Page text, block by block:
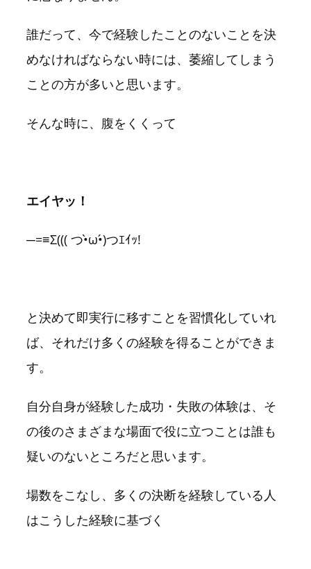
誰だって、今で経験したことのないことを決
めなければならない時には、萎縮してしまう
ことの方が多いと思います。
そんな時に、腹をくくって
エイヤッ！
─=≡Σ((( つ•̀ω•́)つｴｲｯ!
と決めて即実行に移すことを習慣化していれ
ば、それだけ多くの経験を得ることができま
す。
自分自身が経験した成功・失敗の体験は、そ
の後のさまざまな場面で役に立つことは誰も
疑いのないところだと思います。
場数をこなし、多くの決断を経験している人
はこうした経験に基づく